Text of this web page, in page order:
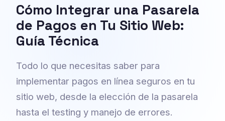
Cómo Integrar una Pasarela
de Pagos en Tu Sitio Web:
Guía Técnica
Todo lo que necesitas saber para
implementar pagos en línea seguros en tu
sitio web, desde la elección de la pasarela
hasta el testing y manejo de errores.